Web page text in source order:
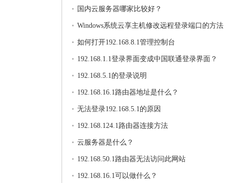
国内云服务器哪家比较好？
Windows系统云享主机修改远程登录端口的方法
如何打开192.168.8.1管理控制台
192.168.1.1登录界面变成中国联通登录界面？
192.168.5.1的登录说明
192.168.16.1路由器地址是什么？
无法登录192.168.5.1的原因
192.168.124.1路由器连接方法
云服务器是什么？
192.168.50.1路由器无法访问此网站
192.168.16.1可以做什么？